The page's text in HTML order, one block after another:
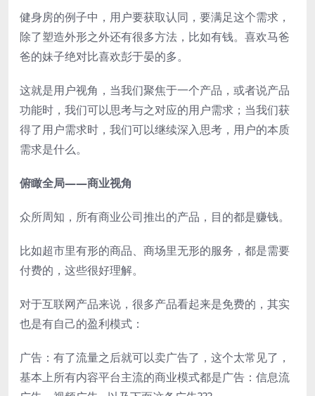
健身房的例子中，用户要获取认同，要满足这个需求，
除了塑造外形之外还有很多方法，比如有钱。喜欢马爸
爸的妹子绝对比喜欢彭于晏的多。
这就是用户视角，当我们聚焦于一个产品，或者说产品
功能时，我们可以思考与之对应的用户需求；当我们获
得了用户需求时，我们可以继续深入思考，用户的本质
需求是什么。
俯瞰全局——商业视角
众所周知，所有商业公司推出的产品，目的都是赚钱。
比如超市里有形的商品、商场里无形的服务，都是需要
付费的，这些很好理解。
对于互联网产品来说，很多产品看起来是免费的，其实
也是有自己的盈利模式：
广告：有了流量之后就可以卖广告了，这个太常见了，
基本上所有内容平台主流的商业模式都是广告：信息流